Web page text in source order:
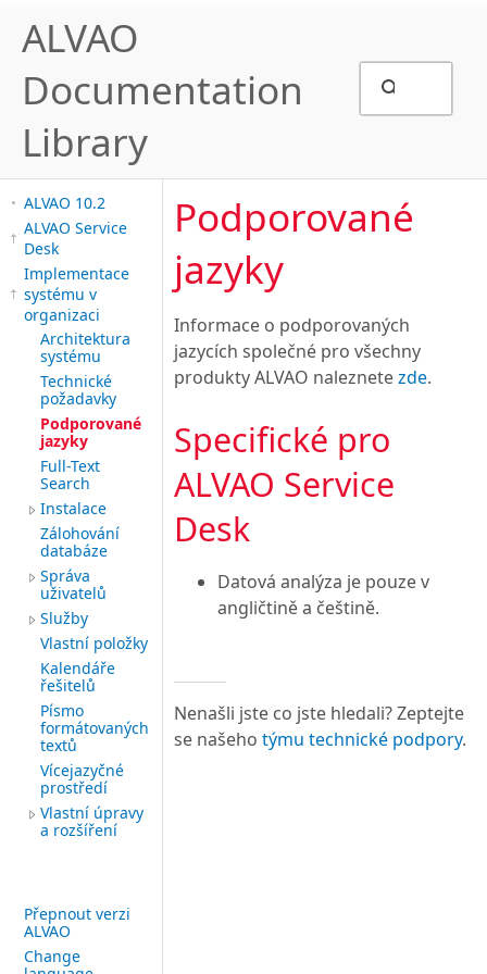
ALVAO
Documentation
Library
ALVAO 10.2
ALVAO Service
Desk
Implementace
systému v
organizaci
Architektura
systému
Technické
požadavky
Podporované
jazyky
Full-Text
Search
Instalace
Zálohování
databáze
Správa
uživatelů
Služby
Vlastní položky
Kalendáře
řešitelů
Písmo
formátovaných
textů
Vícejazyčné
prostředí
Vlastní úpravy
a rozšíření
Přepnout verzi
ALVAO
Change
Podporované
jazyky
Informace o podporovaných
jazycích společné pro všechny
produkty ALVAO naleznetezde.
Specifické pro
ALVAO Service
Desk
Datová analýza je pouze v
angličtině a češtině.
Nenašli jste co jste hledali? Zeptejte
se našeho týmu technické podpory.